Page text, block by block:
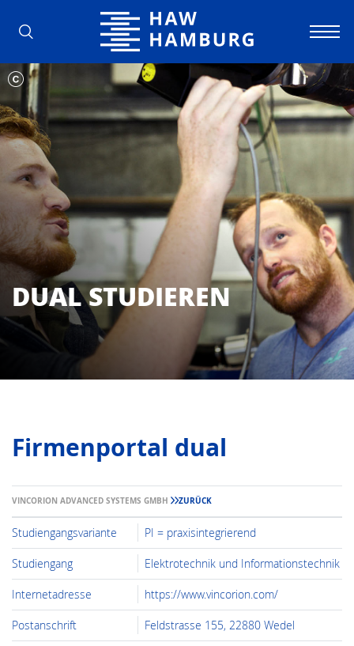
Hochschule für Angewandte
DUAL STUDIEREN
Firmenportal dual
VINCORION ADVANCED SYSTEMS GMBH ZURÜCK
Studiengangsvariante PI = praxisintegrierend
Studiengang Elektrotechnik und Informationstechnik
Internetadresse https://www.vincorion.com/
Postanschrift Feldstrasse 155, 22880 Wedel